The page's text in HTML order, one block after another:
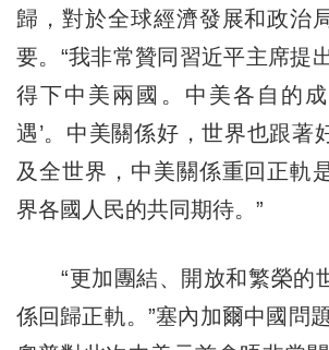
歸，對於全球經濟發展和政治
要。“我非常贊同習近平主席提
得下中美兩國。中美各自的
遇’。中美關係好，世界也跟著
及全世界，中美關係重回正軌
界各國人民的共同期待。”
“更加團結、開放和繁榮的
係回歸正軌。”塞內加爾中國問